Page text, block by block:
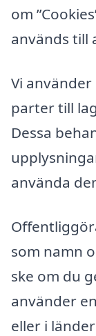
om
används till
Vi
parter till
Dessa
använda
som namn
ske om du
använder
eller i